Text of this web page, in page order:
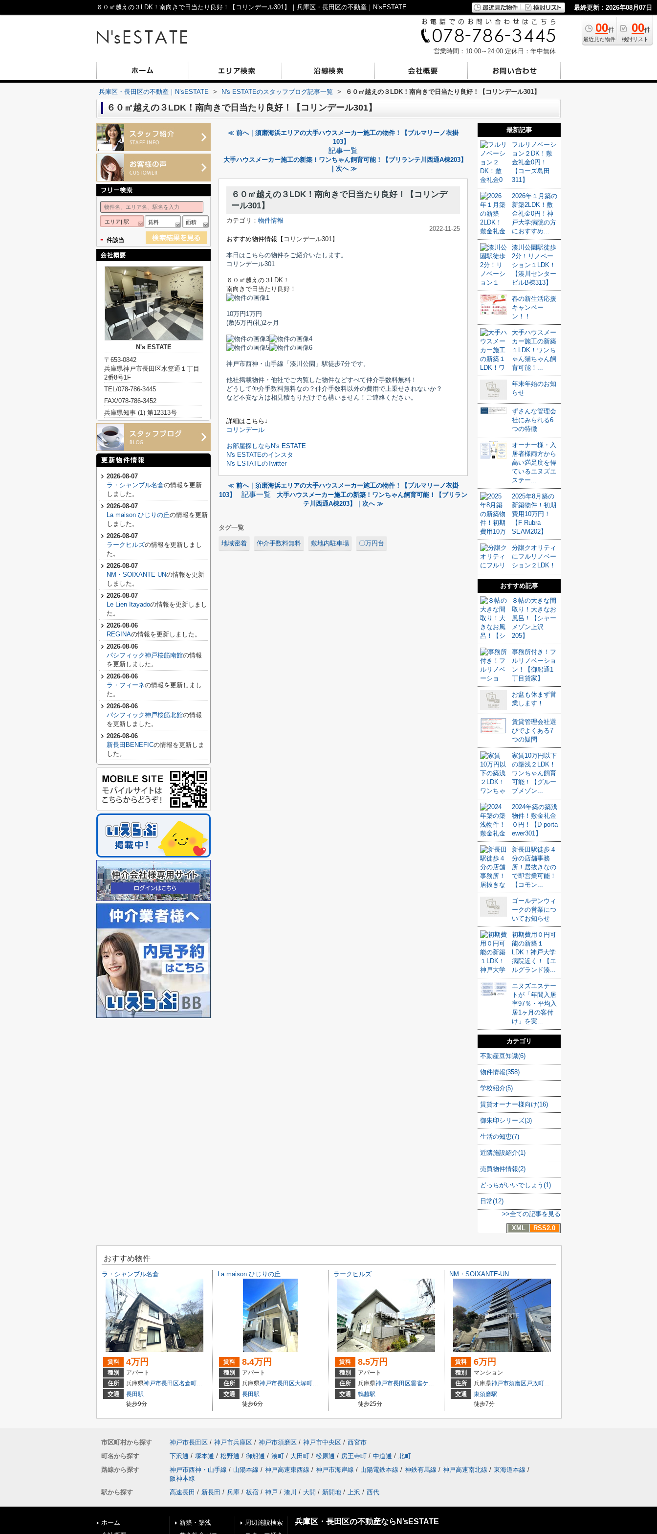
６０㎡越えの３LDK！南向きで日当たり良好！【コリンデール301】｜兵庫区・長田区の不動産｜N’sESTATE 最終更新：2026年08月07日
00件
最近見た物件
00件
検討リスト
営業時間：10:00～24:00 定休日：年中無休
兵庫区・長田区の不動産｜N’sESTATE > N's ESTATEのスタッフブログ記事一覧 > ６０㎡越えの３LDK！南向きで日当たり良好！【コリンデール301】
６０㎡越えの３LDK！南向きで日当たり良好！【コリンデール301】
≪ 前へ｜須磨海浜エリアの大手ハウスメーカー施工の物件！【ブルマリーノ衣掛
103】
記事一覧
大手ハウスメーカー施工の新築！ワンちゃん飼育可能！【ブリランテ川西通A棟203】
｜次へ ≫
６０㎡越えの３LDK！南向きで日当たり良好！【コリンデ
ール301】
カテゴリ： 物件情報
2022-11-25
おすすめ物件情報【 コリンデール301】
本日はこちらの物件をご紹介いたします。
コリンデール301
６０㎡越えの３LDK！
南向きで日当たり良好！
10万円 1万円
(敷)5万円(礼)2ヶ月
神戸市西神・山手線「湊川公園」駅徒歩7分です。
他社掲載物件・他社でご内覧した物件などすべて仲介手数料無料！
どうして仲介手数料無料なの？仲介手数料以外の費用で上乗せされないか？
など不安な方は相見積もりだけでも構いません！ご連絡ください。
詳細はこちら↓
コリンデール
お部屋探しならN's ESTATE
N's ESTATEのインスタ
N's ESTATEのTwitter
≪ 前へ｜須磨海浜エリアの大手ハウスメーカー施工の物件！【ブルマリーノ衣掛
103】
記事一覧
大手ハウスメーカー施工の新築！ワンちゃん飼育可能！【ブリラン
テ川西通A棟203】｜次へ ≫
タグ一覧
地域密着 仲介手数料無料 敷地内駐車場 〇万円台
最新記事
フルリノベーシ
ョン２DK！敷
金礼金0円！
【コーズ島田
311】
2026年１月築の
新築2LDK！敷
金礼金0円！神
戸大学病院の方
におすすめ...
湊川公園駅徒歩
2分！リノベー
ション１LDK！
【湊川センター
ビルB棟313】
春の新生活応援
キャンペー
ン！！
大手ハウスメー
カー施工の新築
１LDK！ワンち
ゃん猫ちゃん飼
育可能！...
年末年始のお知
らせ
ずさんな管理会
社にみられる6
つの特徴
オーナー様・入
居者様両方から
高い満足度を得
ているエヌズエ
ステー...
2025年8月築の
新築物件！初期
費用10万円！
【F Rubra
SEAM202】
分譲クオリティ
にフルリノベー
ション２LDK！
おすすめ記事
８帖の大きな間
取り！大きなお
風呂！【シャー
メゾン上沢
205】
事務所付き！フ
ルリノベーショ
ン！【御船通1
丁目貸家】
お盆も休まず営
業します！
賃貸管理会社選
びでよくある7
つの疑問
家賃10万円以下
の築浅２LDK！
ワンちゃん飼育
可能！【グルー
ブメゾン...
2024年築の築浅
物件！敷金礼金
０円！【D porta
ewer301】
新長田駅徒歩４
分の店舗事務
所！居抜きなの
で即営業可能！
【コモン...
ゴールデンウィ
ークの営業につ
いてお知らせ
初期費用０円可
能の新築１
LDK！神戸大学
病院近く！【エ
ルグランド湊...
エヌズエステー
トが「年間入居
率97％・平均入
居1ヶ月の客付
け」を実...
カテゴリ
不動産豆知識(6)
物件情報(358)
学校紹介(5)
賃貸オーナー様向け(16)
御朱印シリーズ(3)
生活の知恵(7)
近隣施設紹介(1)
売買物件情報(2)
どっちがいいでしょう(1)
日常(12)
>>全ての記事を見る
XML
RSS2.0
エリア| 駅 賃料 面積
- 件該当
N's ESTATE
〒653-0842
兵庫県神戸市長田区水笠通１丁目
2番8号1F
TEL/078-786-3445
FAX/078-786-3452
兵庫県知事 (1) 第12313号
更新物件情報
2026-08-07
ラ・シャンブル名倉の情報を更新
しました。
2026-08-07
La maison ひじりの丘の情報を更新
しました。
2026-08-07
ラークヒルズの情報を更新しまし
た。
2026-08-07
NM・SOIXANTE-UNの情報を更新
しました。
2026-08-07
Le Lien Itayadoの情報を更新しまし
た。
2026-08-06
REGINAの情報を更新しました。
2026-08-06
パシフィック神戸桜筋南館の情報
を更新しました。
2026-08-06
ラ・フィーネの情報を更新しまし
た。
2026-08-06
パシフィック神戸桜筋北館の情報
を更新しました。
2026-08-06
新長田BENEFICの情報を更新しま
した。
おすすめ物件
ラ・シャンブル名倉
賃料 4万円
種別
アパート
住所
兵庫県神戸市長田区名倉町１丁目
交通
長田駅
徒歩9分
La maison ひじりの丘
賃料 8.4万円
種別
アパート
住所
兵庫県神戸市長田区大塚町１丁目
交通
長田駅
徒歩6分
ラークヒルズ
賃料 8.5万円
種別
アパート
住所
兵庫県神戸市長田区雲雀ケ丘
２丁目
交通
鵯越駅
徒歩25分
NM・SOIXANTE-UN
賃料 6万円
種別
マンション
住所
兵庫県神戸市須磨区 戸政町１丁目
交通
東須磨駅
徒歩7分
市区町村から探す 神戸市長田区 / 神戸市兵庫区 / 神戸市須磨区 / 神戸市中央区 / 西宮市
町名から探す
下沢通 / 塚本通 / 松野通 / 御船通 / 湊町 / 大田町 / 松原通 / 房王寺町 / 中道通 / 北町
路線から探す
神戸市西神・山手線 / 山陽本線 / 神戸高速東西線 / 神戸市海岸線 / 山陽電鉄本線 / 神鉄有馬線 / 神戸高速南北線 / 東海道本線 /
阪神本線
駅から探す
高速長田 / 新長田 / 兵庫 / 板宿 / 神戸 / 湊川 / 大開 / 新開地 / 上沢 / 西代
ホーム
新築・築浅
周辺施設検索
兵庫区・長田区の不動産ならN’sESTATE